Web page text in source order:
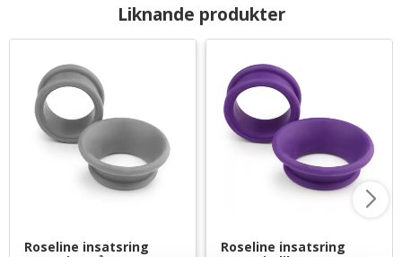
Liknande produkter
Roseline insatsring
Roseline insatsring